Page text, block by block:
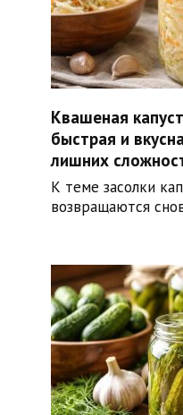
Квашеная
быстрая и
лишних
К теме засолки
возвращаются